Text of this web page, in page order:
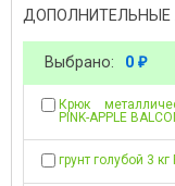
ДОПОЛНИТЕЛЬНЫЕ
Выбрано: 0 ₽
Крюк
PINK-APPLE
грунт голубой 3